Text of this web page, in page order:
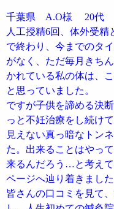
千葉県 A.O様 20代
人工授精6回、体外受
で終わり、今までのタ
がなく、ただ毎月きち
かれている私の体は、
と思っていました。
ですが子供を諦める決
っと不妊治療をし続け
見えない真っ暗なトン
た。出来ることはやっ
来るんだろう…と考え
ページへ辿り着きました
皆さんの口コミを見て